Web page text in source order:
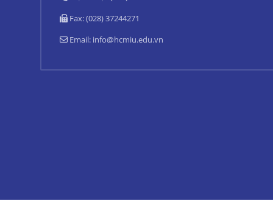
Fax: (028) 37244271
Email: info@hcmiu.edu.vn